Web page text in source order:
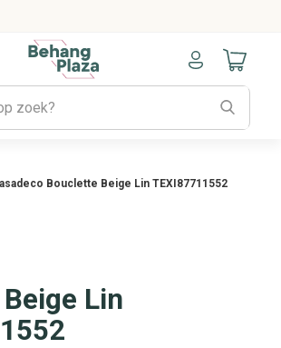
Naar
Bouclette Beige Lin TEXI87711552
Lin